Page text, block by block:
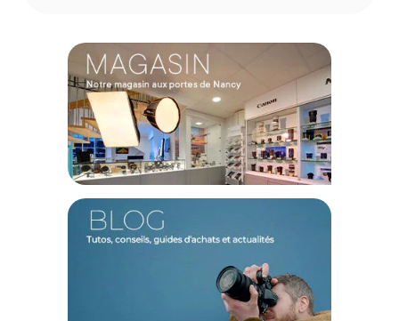
smartphone ou une tablette. Ses multiples protections
intégrées et son contrôle de température assurent une
charge stable et totalement sécurisée.
Caractéristiques du SmallRig 6501 Chargeur de batterie
65W pour Dji Mini 5 / 4 / 3 Pro :
Modèle : Mini65
Compatibilité : Batteries DJI Mini 3 / 4 / 5 Pro Series (standard
et Plus)
Entrée USB-C : 5.0V=3.0A, 9.0V=3.0A, 12.0V=3.0A, 15.0V=4.3A,
20.0V=3.25A, 65.0W (Max)
Température de fonctionnement (en charge) : 0°C à 45°C